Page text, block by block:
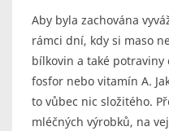
Aby byla zachována
rámci dní, kdy si maso
bílkovin a také potraviny
fosfor nebo vitamín A.
to vůbec nic složitého.
mléčných výrobků, na